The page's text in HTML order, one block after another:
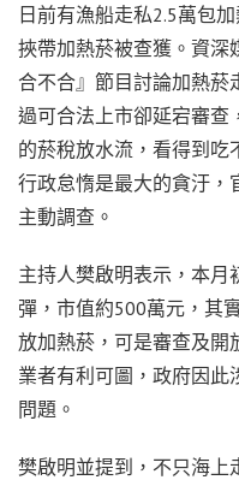
日前有漁船走私2.5萬包
挾帶加熱菸被查獲。資深
合不合』節目討論加熱菸
過可合法上市卻延宕審查
的菸稅放水流，看得到吃
行政怠惰是最大的貪汙，
主動調查。
主持人樊啟明表示，本月
彈，市值約500萬元，其
放加熱菸，可是審查及開
業者有利可圖，政府因此
問題。
樊啟明並提到，不只海上